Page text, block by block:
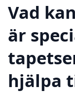
Vad
är
hjälpa